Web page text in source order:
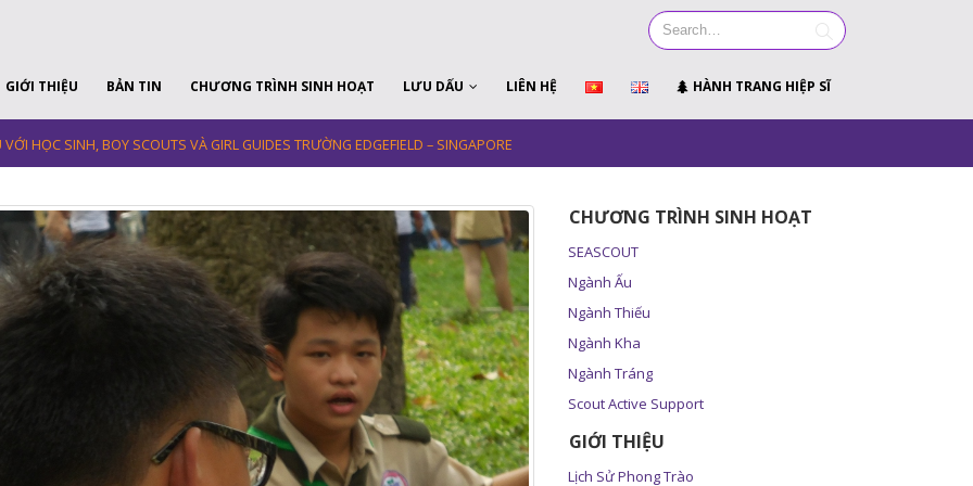
GIỚI THIỆU BẢN TIN CHƯƠNG TRÌNH SINH HOẠT LƯU DẤU LIÊN HỆ HÀNH TRANG HIỆP SĨ
VỚI HỌC SINH, BOY SCOUTS VÀ GIRL GUIDES TRƯỜNG EDGEFIELD – SINGAPORE
CHƯƠNG TRÌNH SINH HOẠT
SEASCOUT
Ngành Ấu
Ngành Thiếu
Ngành Kha
Ngành Tráng
Scout Active Support
GIỚI THIỆU
Lịch Sử Phong Trào